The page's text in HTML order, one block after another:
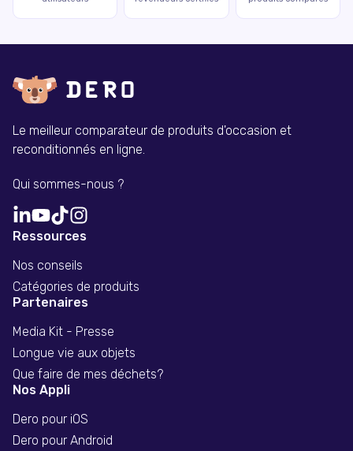
Le meilleur comparateur de produits d'occasion et
reconditionnés en ligne.
Qui sommes-nous ?
Ressources
Nos conseils
Catégories de produits
Partenaires
Media Kit - Presse
Longue vie aux objets
Que faire de mes déchets?
Nos Appli
Dero pour iOS
Dero pour Android